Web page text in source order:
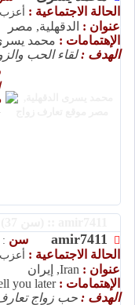
الحالة الاجتماعية :
عنوان : الدقهلية, مصر
الإهتمامات : محمد
الهدف :لقاء الحب
amir7411 سن : 37 سنة.
الحالة الاجتماعية :
عنوان : Iran, إيران
الإهتمامات :you later.
الهدف : حب زواج